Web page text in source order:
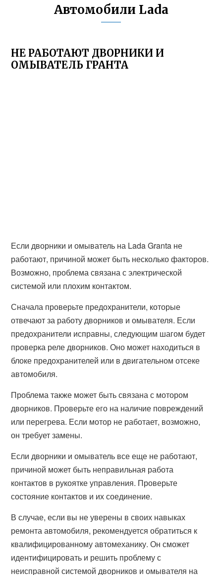
Автомобили Lada
НЕ РАБОТАЮТ ДВОРНИКИ И
ОМЫВАТЕЛЬ ГРАНТА
Если дворники и омыватель на Lada Granta не
работают, причиной может быть несколько факторов.
Возможно, проблема связана с электрической
системой или плохим контактом.
Сначала проверьте предохранители, которые
отвечают за работу дворников и омывателя. Если
предохранители исправны, следующим шагом будет
проверка реле дворников. Оно может находиться в
блоке предохранителей или в двигательном отсеке
автомобиля.
Проблема также может быть связана с мотором
дворников. Проверьте его на наличие повреждений
или перегрева. Если мотор не работает, возможно,
он требует замены.
Если дворники и омыватель все еще не работают,
причиной может быть неправильная работа
контактов в рукоятке управления. Проверьте
состояние контактов и их соединение.
В случае, если вы не уверены в своих навыках
ремонта автомобиля, рекомендуется обратиться к
квалифицированному автомеханику. Он сможет
идентифицировать и решить проблему с
неисправной системой дворников и омывателя на